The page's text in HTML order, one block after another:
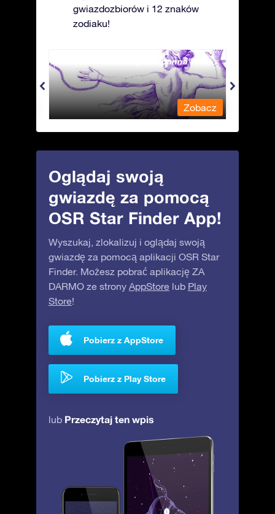
gwiazdozbiorów i 12 znaków
zodiaku!
Andromeda - Związana panna
Zobacz
Oglądaj swoją
gwiazdę za pomocą
OSR Star Finder App!
Wyszukaj, zlokalizuj i oglądaj swoją
gwiazdę za pomocą aplikacji OSR Star
Finder. Możesz pobrać aplikację ZA
DARMO ze strony AppStore lub Play
Store!
Pobierz z AppStore
Pobierz z Play Store
lub Przeczytaj ten wpis